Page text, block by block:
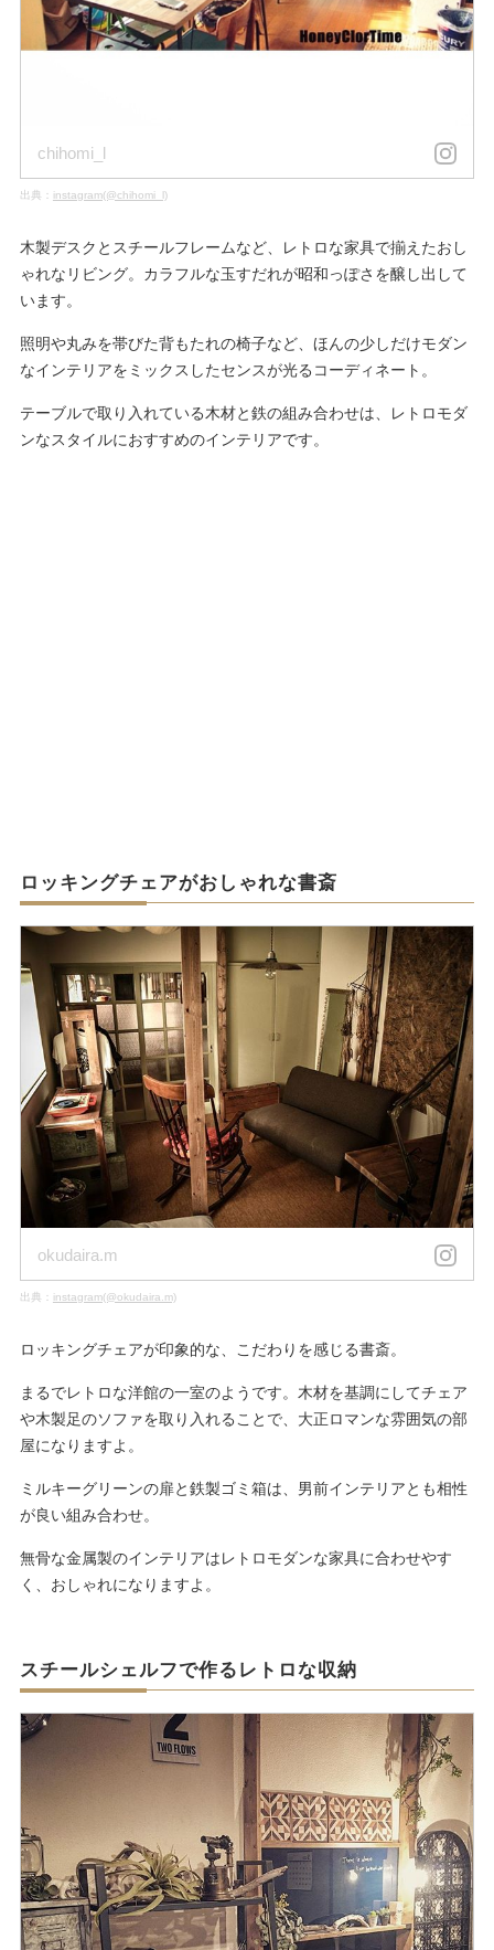
chihomi_l
出典： instagram(@chihomi_l)
木製デスクとスチールフレームなど、レトロな家具で揃えたおし
ゃれなリビング。カラフルな玉すだれが昭和っぽさを醸し出して
います。
照明や丸みを帯びた背もたれの椅子など、ほんの少しだけモダン
なインテリアをミックスしたセンスが光るコーディネート。
テーブルで取り入れている木材と鉄の組み合わせは、レトロモダ
ンなスタイルにおすすめのインテリアです。
ロッキングチェアがおしゃれな書斎
okudaira.m
出典： instagram(@okudaira.m)
ロッキングチェアが印象的な、こだわりを感じる書斎。
まるでレトロな洋館の一室のようです。木材を基調にしてチェア
や木製足のソファを取り入れることで、大正ロマンな雰囲気の部
屋になりますよ。
ミルキーグリーンの扉と鉄製ゴミ箱は、男前インテリアとも相性
が良い組み合わせ。
無骨な金属製のインテリアはレトロモダンな家具に合わせやす
く、おしゃれになりますよ。
スチールシェルフで作るレトロな収納